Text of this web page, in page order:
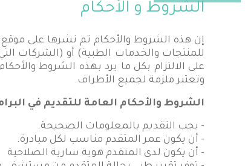
الشروط و الأحكام
إن هذه الشروط والأحكام تم نشرها على
للمنتجات والخدمات الطبية) أو (الشركات
على الالتزام بكل ما يرد بهذه الشروط
وتعتبر ملزمة لجميع الأطراف.
الشروط والأحكام العامة للتقديم في
- يجب التقديم بالمعلومات الصحيحة.
- أن يكون عمر المتقدم مناسب لكل مبادرة.
- أن يكون لدى المتقدم هوية سارية الصلاحية